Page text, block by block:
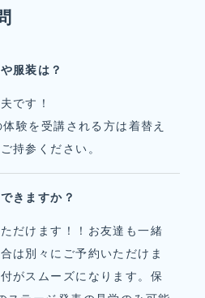
服装は？
です！
験を受講される方は着替え
持参ください。
きますか？
だけます！！お友達も一緒
は別々にご予約いただけま
がスムーズになります。保